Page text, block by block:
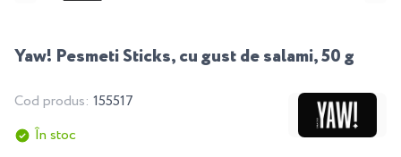
Yaw! Pesmeti Sticks, cu gust de salami, 50 g
Cod produs: 155517
În stoc